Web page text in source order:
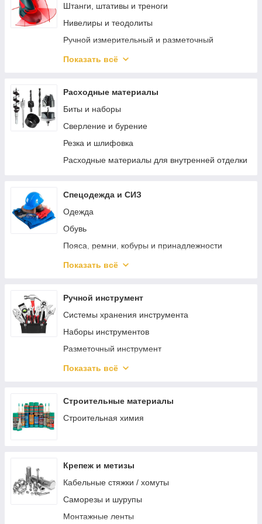
Bosch PRO-MIX
Наборы электроинструмента
Штанги, штативы и треноги
Нивелиры и теодолиты
Ручной измерительный и разметочный
комплектующие
Измерители длины и расстояния
Показать всё
Расходные материалы
Биты и наборы
Сверление и бурение
Резка и шлифовка
Расходные материалы для внутренней отделки
Спецодежда и СИЗ
Одежда
Обувь
Пояса, ремни, кобуры и принадлежности
Защита органов зрения
Показать всё
Ручной инструмент
Системы хранения инструмента
Наборы инструментов
Разметочный инструмент
Отвертки
Электромонтажный инструмент
Зажимной инструмент
Столярно-слесарный инструмент
Монтажный инструмент
Трубный инструмент
Отделочный инструмент
Показать всё
Строительные материалы
Строительная химия
Крепеж и метизы
Кабельные стяжки / хомуты
Саморезы и шурупы
Монтажные ленты